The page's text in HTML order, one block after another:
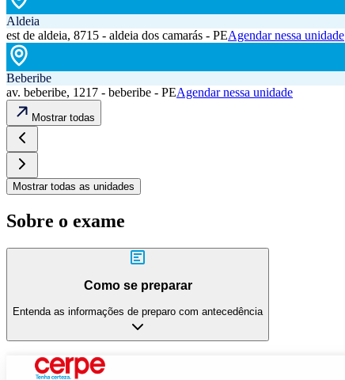
Aldeia
est de aldeia, 8715 - aldeia dos camarás - PEAgendar nessa unidade
Beberibe
av. beberibe, 1217 - beberibe - PEAgendar nessa unidade
Mostrar todas
Mostrar todas as unidades
Sobre o exame
Como se preparar
Entenda as informações de preparo com antecedência